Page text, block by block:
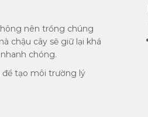
nên trồng chúng
chậu cây sẽ giữ lại khá
chóng.
để tạo môi trường lý